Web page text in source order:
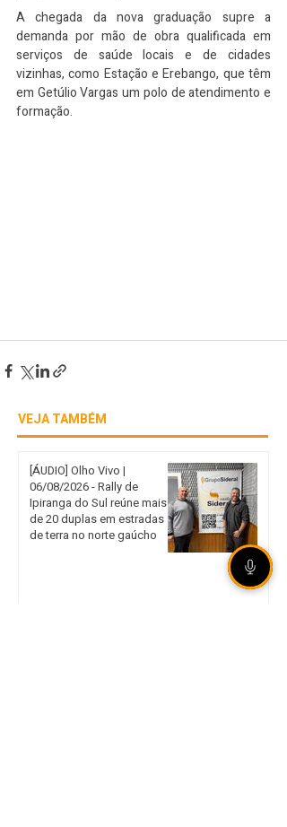
A chegada da nova graduação supre a
demanda por mão de obra qualificada em
serviços de saúde locais e de cidades
vizinhas, como Estação e Erebango, que têm
em Getúlio Vargas um polo de atendimento e
formação.
VEJA TAMBÉM
[ÁUDIO] Olho Vivo |
06/08/2026 - Rally de
Ipiranga do Sul reúne mais
de 20 duplas em estradas
de terra no norte gaúcho